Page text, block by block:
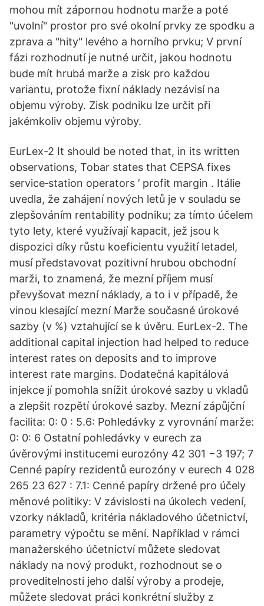
mohou mít zápornou hodnotu marže a poté
"uvolní" prostor pro své okolní prvky ze spodku a
zprava a "hity" levého a horního prvku; V první
fázi rozhodnutí je nutné určit, jakou hodnotu
bude mít hrubá marže a zisk pro každou
variantu, protože fixní náklady nezávisí na
objemu výroby. Zisk podniku lze určit při
jakémkoliv objemu výroby.
EurLex-2 It should be noted that, in its written
observations, Tobar states that CEPSA fixes
service‐station operators ’ profit margin . Itálie
uvedla, že zahájení nových letů je v souladu se
zlepšováním rentability podniku; za tímto účelem
tyto lety, které využívají kapacit, jež jsou k
dispozici díky růstu koeficientu využití letadel,
musí představovat pozitivní hrubou obchodní
marži, to znamená, že mezní příjem musí
převyšovat mezní náklady, a to i v případě, že
vinou klesající mezní Marže současné úrokové
sazby (v %) vztahující se k úvěru. EurLex-2. The
additional capital injection had helped to reduce
interest rates on deposits and to improve
interest rate margins. Dodatečná kapitálová
injekce jí pomohla snížit úrokové sazby u vkladů
a zlepšit rozpětí úrokové sazby. Mezní zápůjční
facilita: 0: 0 : 5.6: Pohledávky z vyrovnání marže:
0: 0: 6 Ostatní pohledávky v eurech za
úvěrovými institucemi eurozóny 42 301 −3 197; 7
Cenné papíry rezidentů eurozóny v eurech 4 028
265 23 627 : 7.1: Cenné papíry držené pro účely
měnové politiky: V závislosti na úkolech vedení,
vzorky nákladů, kritéria nákladového účetnictví,
parametry výpočtu se mění. Například v rámci
manažerského účetnictví můžete sledovat
náklady na nový produkt, rozhodnout se o
proveditelnosti jeho další výroby a prodeje,
můžete sledovat práci konkrétní služby z